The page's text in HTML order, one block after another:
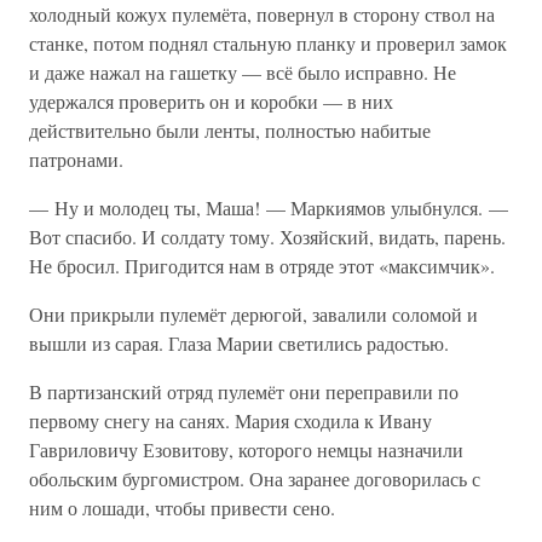
холодный кожух пулемёта, повернул в сторону ствол на
станке, потом поднял стальную планку и проверил замок
и даже нажал на гашетку — всё было исправно. Не
удержался проверить он и коробки — в них
действительно были ленты, полностью набитые
патронами.
— Ну и молодец ты, Маша! — Маркиямов улыбнулся. —
Вот спасибо. И солдату тому. Хозяйский, видать, парень.
Не бросил. Пригодится нам в отряде этот «максимчик».
Они прикрыли пулемёт дерюгой, завалили соломой и
вышли из сарая. Глаза Марии светились радостью.
В партизанский отряд пулемёт они переправили по
первому снегу на санях. Мария сходила к Ивану
Гавриловичу Езовитову, которого немцы назначили
обольским бургомистром. Она заранее договорилась с
ним о лошади, чтобы привести сено.